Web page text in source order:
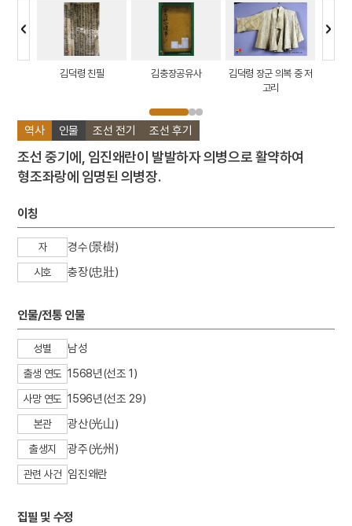
역사 인물 조선 전기 조선 후기
조선 중기에, 임진왜란이 발발하자 의병으로 활약하여
형조좌랑에 임명된 의병장.
이칭
자 경수(景樹)
시호 충장(忠壯)
인물/전통 인물
성별 남성
출생 연도 1568년(선조 1)
사망 연도 1596년(선조 29)
본관 광산(光山)
출생지 광주(光州)
관련 사건 임진왜란
집필 및 수정
김덕령 친필 김충장공유사
김덕령 장군 의복 중 저
고리